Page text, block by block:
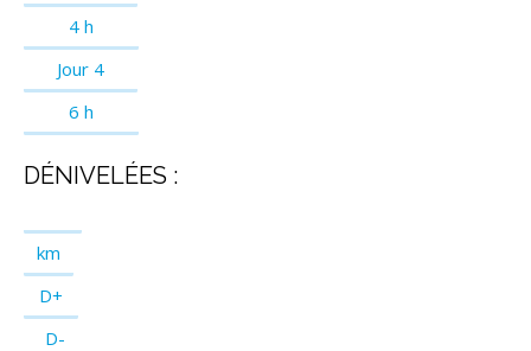
4 h
Jour 4
6 h
DÉNIVELÉES :
km
D+
D-